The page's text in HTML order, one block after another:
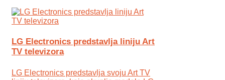
LG Electronics predstavlja liniju Art
TV televizora
LG Electronics predstavlja svoju Art TV